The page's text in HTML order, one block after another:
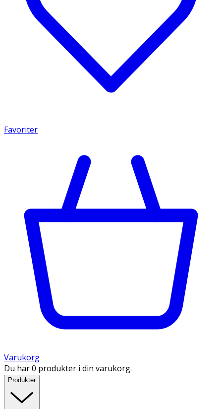
Favoriter
Varukorg
Du har 0 produkter i din varukorg.
Produkter